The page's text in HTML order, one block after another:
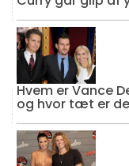
Hvem er Vance
og hvor tæt er